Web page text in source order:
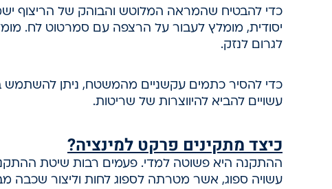
כדי להבטיח שהמראה המלוטש והבוהק של הריצוף
יסודית, מומלץ לעבור על הרצפה עם סמרטוט לח.
לגרום לנזק.
כדי להסיר כתמים עקשניים מהמשטח, ניתן להשתמש
עשויים להביא להיווצרות של שריטות.
כיצד מתקינים פרקט למינציה?
ההתקנה היא פשוטה למדי. פעמים רבות שיטת
עשויה ספוג, אשר מטרתה לספוג לחות וליצור שכבה